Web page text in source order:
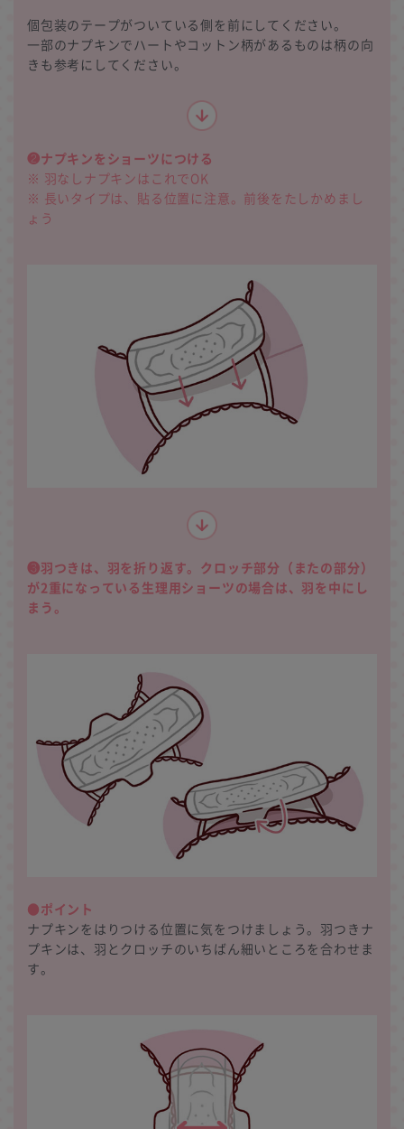
個包装のテープがついている側を前にしてください。
一部のナプキンでハートやコットン柄があるものは柄の向
きも参考にしてください。
❷ナプキンをショーツにつける
※ 羽なしナプキンはこれでOK
※ 長いタイプは、貼る位置に注意。前後をたしかめまし
ょう
❸羽つきは、羽を折り返す。クロッチ部分（またの部分）
が2重になっている生理用ショーツの場合は、羽を中にし
まう。
●ポイント
ナプキンをはりつける位置に気をつけましょう。羽つきナ
プキンは、羽とクロッチのいちばん細いところを合わせま
す。